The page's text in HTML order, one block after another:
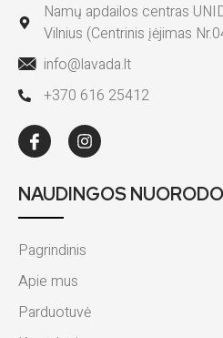
Namų apdailos centras
Vilnius (Centrinis įėjimas
info@lavada.lt
+370 616 25412
NAUDINGOS
Pagrindinis
Apie mus
Parduotuvė